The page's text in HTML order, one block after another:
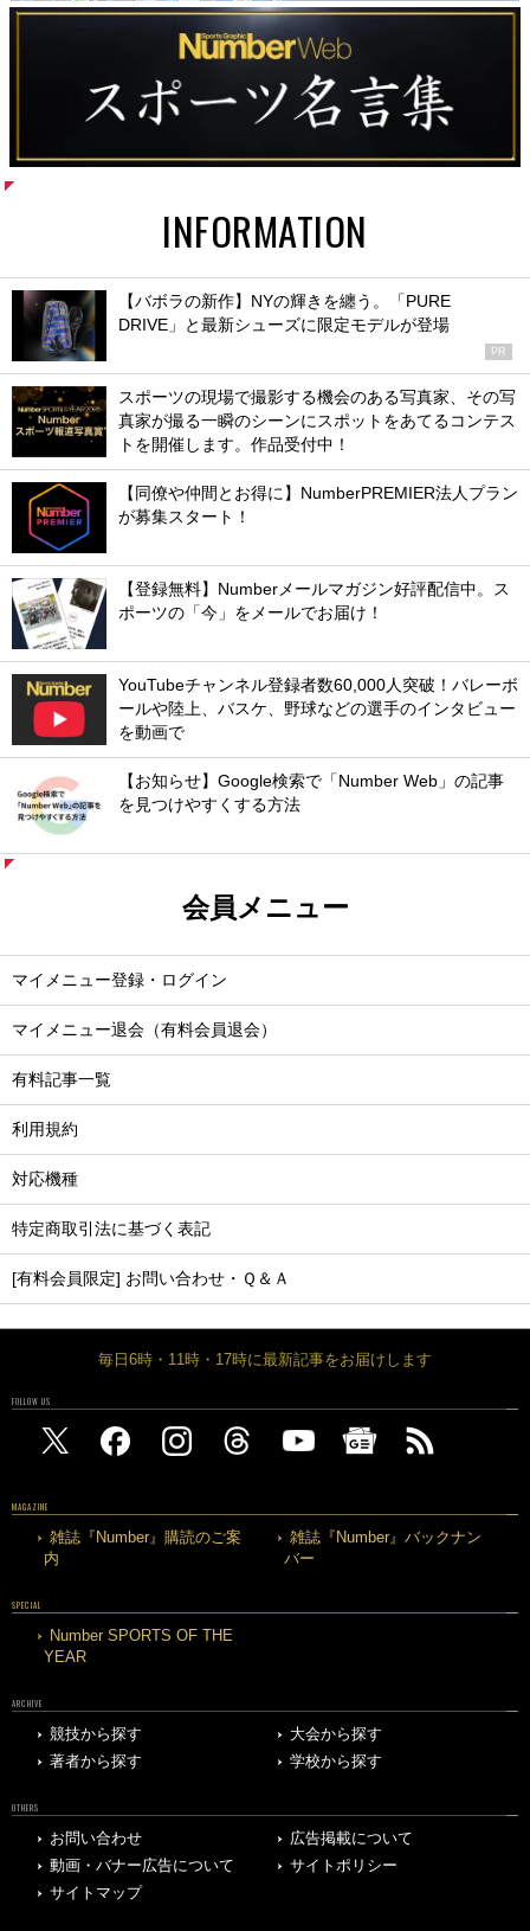
INFORMATION
【バボラの新作】NYの輝きを纏う。「PURE
DRIVE」と最新シューズに限定モデルが登場
PR
スポーツの現場で撮影する機会のある写真家、その写
真家が撮る一瞬のシーンにスポットをあてるコンテス
トを開催します。作品受付中！
【同僚や仲間とお得に】NumberPREMIER法人プラン
が募集スタート！
【登録無料】Numberメールマガジン好評配信中。ス
ポーツの「今」をメールでお届け！
YouTubeチャンネル登録者数60,000人突破！バレーボ
ールや陸上、バスケ、野球などの選手のインタビュー
を動画で
【お知らせ】Google検索で「Number Web」の記事
を見つけやすくする方法
会員メニュー
マイメニュー登録・ログイン
マイメニュー退会（有料会員退会）
有料記事一覧
利用規約
対応機種
特定商取引法に基づく表記
[有料会員限定] お問い合わせ・Ｑ＆Ａ
毎日6時・11時・17時に最新記事をお届けします
FOLLOW US
MAGAZINE
雑誌『Number』購読のご案
内
雑誌『Number』バックナン
バー
SPECIAL
Number SPORTS OF THE
YEAR
ARCHIVE
競技から探す
大会から探す
著者から探す
学校から探す
OTHERS
お問い合わせ
広告掲載について
動画・バナー広告について
サイトポリシー
サイトマップ